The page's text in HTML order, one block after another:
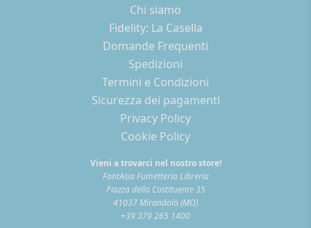
Chi siamo
Fidelity: La Casella
Domande Frequenti
Spedizioni
Termini e Condizioni
Sicurezza dei pagamenti
Privacy Policy
Cookie Policy
Vieni a trovarci nel nostro store!
FantAsia Fumetteria Libreria
Piazza della Costituente 35
41037 Mirandola (MO)
+39 379 265 1400